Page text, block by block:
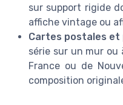
sur support rigide
affiche vintage ou
Cartes postales
série sur un mur ou
France ou de
composition